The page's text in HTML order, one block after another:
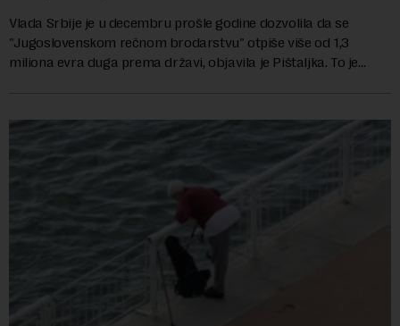
Vlada Srbije je u decembru prošle godine dozvolila da se
"Jugoslovenskom rečnom brodarstvu" otpiše više od 1,3
miliona evra duga prema državi, objavila je Pištaljka. To je